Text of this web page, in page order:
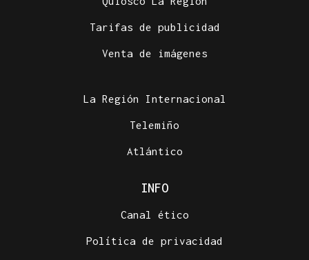
Tarifas de publicidad
Venta de imágenes
La Región Internacional
Telemiño
Atlántico
INFO
Canal ético
Política de privacidad